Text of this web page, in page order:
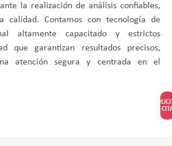
la realización de análisis confiables,
calidad. Contamos con tecnología de
altamente capacitado y estrictos
que garantizan resultados precisos,
atención segura y centrada en el